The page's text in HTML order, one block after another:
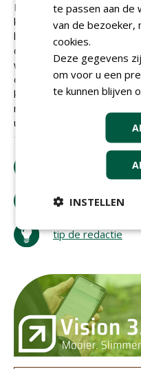
Mijn motto is: respect
klant. Maar daar denken
lijken alle mishandelingen
dood? Dan planten we
weer inkomsten. Ik hoop
op gaan pakken en meer
kant op gaan, met
materialen. Tuinen
uitdagend en afwisselend.
bestel tijdschrift
tip de redactie
te passen aan de
van de bezoeker,
cookies.
Deze gegevens
om voor u een
te kunnen blijven
INSTELLEN